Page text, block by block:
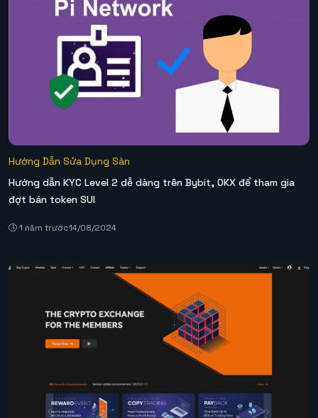
Hướng Dẫn Sửa Dụng Sàn
Hướng dẫn KYC Level 2 dễ dàng trên Bybit, OKX để tham gia
đợt bán token SUI
1 năm trước14/08/2024